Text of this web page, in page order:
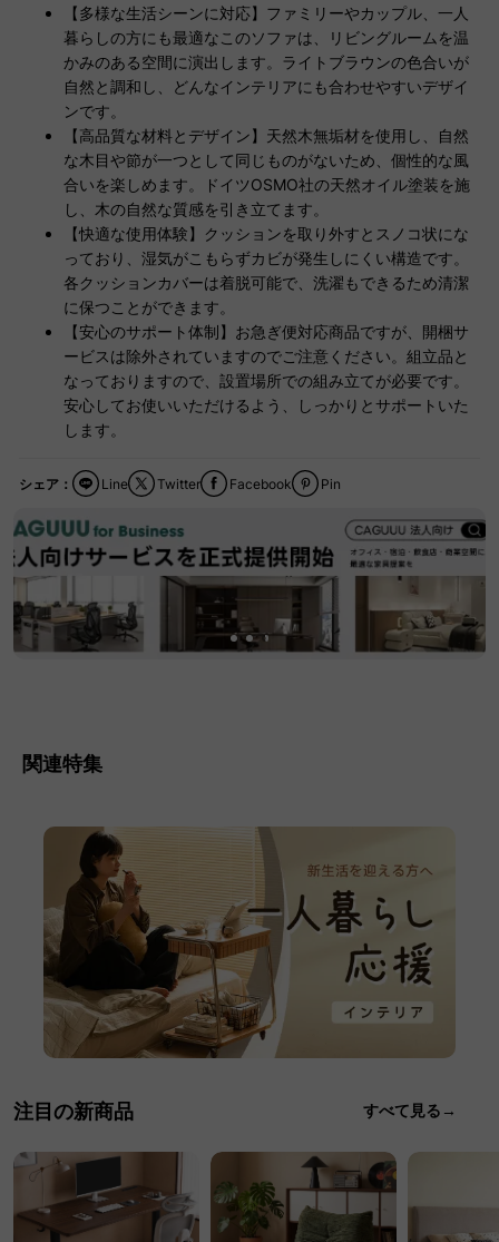
【多様な生活シーンに対応】ファミリーやカップル、一人
暮らしの方にも最適なこのソファは、リビングルームを温
かみのある空間に演出します。ライトブラウンの色合いが
自然と調和し、どんなインテリアにも合わせやすいデザイ
ンです。
【高品質な材料とデザイン】天然木無垢材を使用し、自然
な木目や節が一つとして同じものがないため、個性的な風
合いを楽しめます。ドイツOSMO社の天然オイル塗装を施
し、木の自然な質感を引き立てます。
【快適な使用体験】クッションを取り外すとスノコ状にな
っており、湿気がこもらずカビが発生しにくい構造です。
各クッションカバーは着脱可能で、洗濯もできるため清潔
に保つことができます。
【安心のサポート体制】お急ぎ便対応商品ですが、開梱サ
ービスは除外されていますのでご注意ください。組立品と
なっておりますので、設置場所での組み立てが必要です。
安心してお使いいただけるよう、しっかりとサポートいた
します。
シェア： Facebook
Twitter Pin
Line
関連特集
注目の新商品 すべて見る→